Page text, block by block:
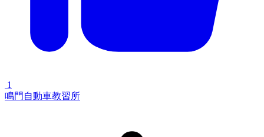
1
鳴門自動車教習所